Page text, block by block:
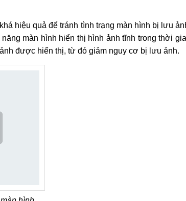
hiệu quả để tránh tình trạng màn hình bị lưu
màn hình hiển thị hình ảnh tĩnh trong thời
được hiển thị, từ đó giảm nguy cơ bị lưu ảnh.